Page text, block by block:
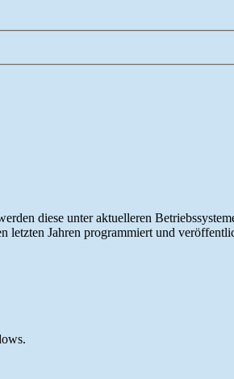
diese unter aktuelleren
letzten Jahren programmiert und